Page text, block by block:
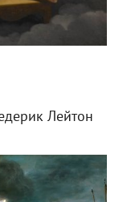
Лейтон